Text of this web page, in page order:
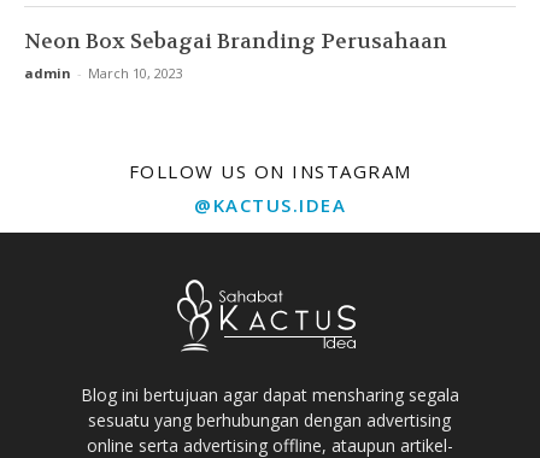
Neon Box Sebagai Branding Perusahaan
admin - March 10, 2023
FOLLOW US ON INSTAGRAM
@KACTUS.IDEA
Blog ini bertujuan agar dapat mensharing segala
sesuatu yang berhubungan dengan advertising
online serta advertising offline, ataupun artikel-